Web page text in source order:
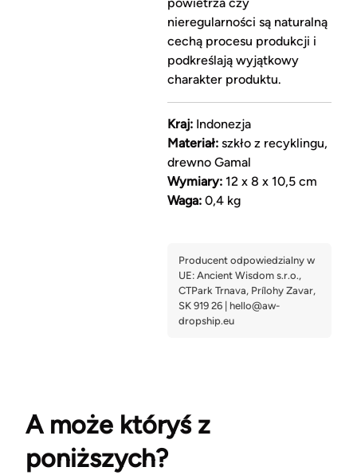
powietrza czy
nieregularności są naturalną
cechą procesu produkcji i
podkreślają wyjątkowy
charakter produktu.
Kraj:Indonezja
Materiał:szkło z recyklingu,
drewno Gamal
Wymiary:12 x 8 x 10,5 cm
Waga:0,4 kg
A może któryś z
poniższych?